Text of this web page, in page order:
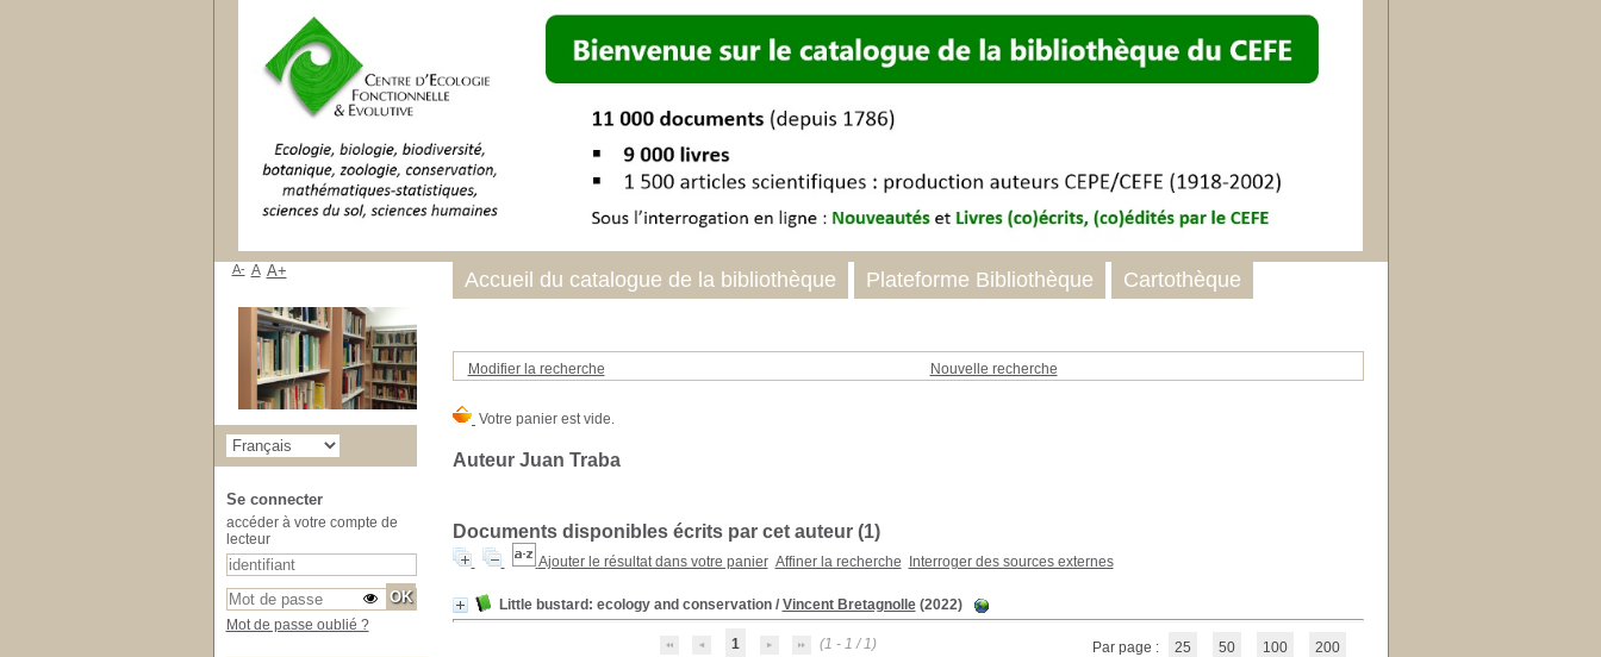
Modifier la recherche Nouvelle recherche
Auteur Juan Traba
Documents disponibles écrits par cet auteur (1)
Ajouter le résultat dans votre panier Affiner la recherche Interroger des sources externes
Little bustard: ecology and conservation/ Vincent Bretagnolle(2022)
1 (1 - 1 / 1) Par page : 25 50 100 200
Accueil du catalogue de la bibliothèque Plateforme Bibliothèque Cartothèque
A- A A+
Se connecter
accéder à votre compte de
lecteur
Mot de passe oublié ?